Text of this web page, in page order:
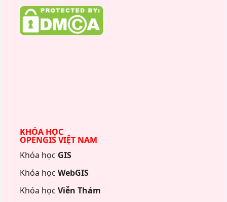
KHÓA HỌC
OPENGIS VIỆT NAM
Khóa học GIS
Khóa họcWebGIS
Khóa họcViễn Thám